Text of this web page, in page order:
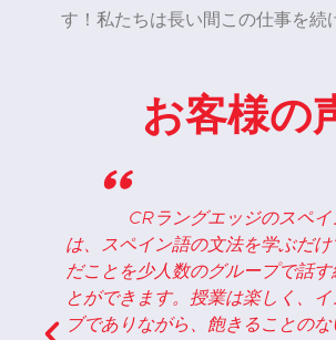
す！私たちは長い間この仕事を続
お客様の
" CRラングエッジのスペ
は、スペイン語の文法を学ぶだ
だことを少人数のグループで話す
とができます。授業は楽しく、
ブでありながら、飽きることの